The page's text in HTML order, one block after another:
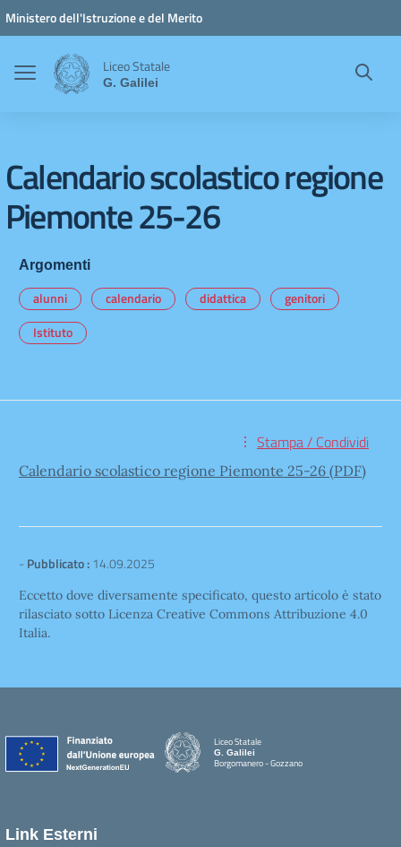
Vai ai contenuti
Vai al menu di navigazione
Vai al footer
Ministero dell'Istruzione e del Merito
Liceo Statale
G. Galilei
Calendario scolastico regione
Piemonte 25-26
Argomenti
alunni calendario didattica
genitori
Istituto
Stampa / Condividi
Calendario scolastico regione Piemonte 25-26 (PDF)
- Pubblicato : 14.09.2025
Eccetto dove diversamente specificato, questo articolo è stato
rilasciato sotto Licenza Creative Commons Attribuzione 4.0
Italia.
Liceo Statale
G. Galilei
Borgomanero - Gozzano
Link Esterni